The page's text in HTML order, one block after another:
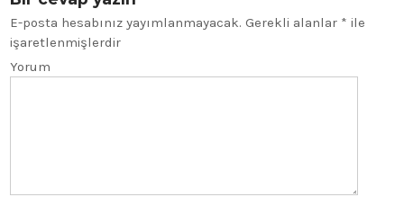
E-posta hesabınız yayımlanmayacak. Gerekli alanlar * ile
işaretlenmişlerdir
Yorum